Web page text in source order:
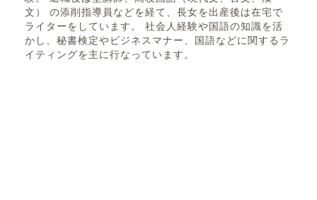
文） の添削指導員などを経て、長女を出産後は在宅で
ライターをしています。 社会人経験や国語の知識を活
かし、秘書検定やビジネスマナー、国語などに関するラ
イティングを主に行なっています。